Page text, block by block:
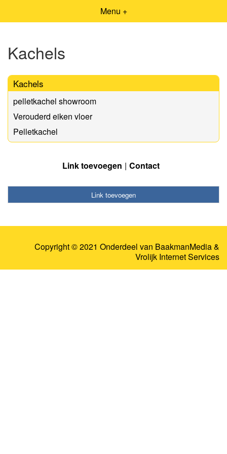
Menu +
Kachels
Kachels
pelletkachel showroom
Verouderd eiken vloer
Pelletkachel
Link toevoegen Contact
Link toevoegen
Copyright © 2021 Onderdeel van BaakmanMedia&
Vrolijk Internet Services